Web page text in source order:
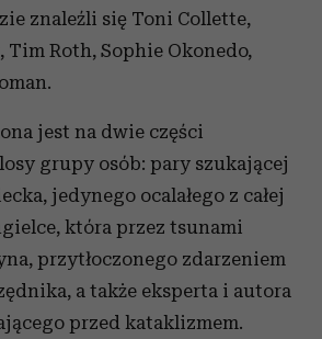
znaleźli się Toni Collette,
Roth, Sophie Okonedo,
jest na dwie części
grupy osób: pary szukającej
jedynego ocalałego z całej
która przez tsunami
przytłoczonego zdarzeniem
a także eksperta i autora
przed kataklizmem.